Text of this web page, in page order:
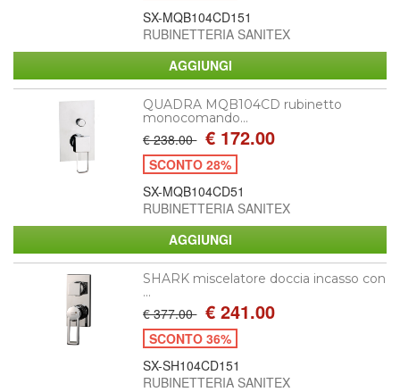
SX-MQB104CD151
RUBINETTERIA SANITEX
QUADRA MQB104CD rubinetto
monocomando...
€ 238.00 € 172.00
SCONTO 28%
SX-MQB104CD51
RUBINETTERIA SANITEX
SHARK miscelatore doccia incasso con
...
€ 377.00 € 241.00
SCONTO 36%
SX-SH104CD151
RUBINETTERIA SANITEX